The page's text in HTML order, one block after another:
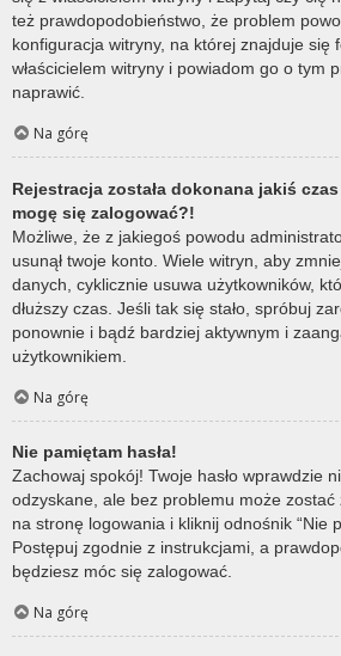
też prawdopodobieństwo, że problem
konfiguracja witryny, na której znajduje się
właścicielem witryny i powiadom go o tym
naprawić.
Na górę
Rejestracja została dokonana jakiś
mogę się zalogować?!
Możliwe, że z jakiegoś powodu
usunął twoje konto. Wiele witryn, aby
danych, cyklicznie usuwa użytkowników,
dłuższy czas. Jeśli tak się stało, spróbuj
ponownie i bądź bardziej aktywnym i
użytkownikiem.
Na górę
Nie pamiętam hasła!
Zachowaj spokój! Twoje hasło wprawdzie
odzyskane, ale bez problemu może
na stronę logowania i kliknij odnośnik “Nie
Postępuj zgodnie z instrukcjami, a
będziesz móc się zalogować.
Na górę